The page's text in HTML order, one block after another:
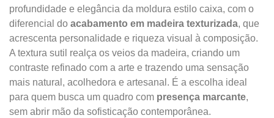
profundidade e elegância da moldura estilo caixa, com o
diferencial do acabamento em madeira texturizada, que
acrescenta personalidade e riqueza visual à composição.
A textura sutil realça os veios da madeira, criando um
contraste refinado com a arte e trazendo uma sensação
mais natural, acolhedora e artesanal. É a escolha ideal
para quem busca um quadro com presença marcante,
sem abrir mão da sofisticação contemporânea.